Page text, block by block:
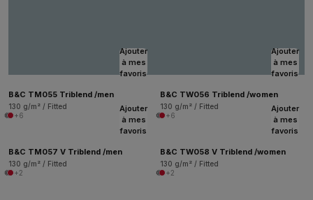
Ajouter
à mes
favoris
B&C TM055 Triblend /men
130 g/m² / Fitted
+6
Ajouter
à mes
favoris
B&C TW056 Triblend /women
130 g/m² / Fitted
+6
Ajouter
à mes
favoris
B&C TM057 V Triblend /men
130 g/m² / Fitted
+2
Ajouter
à mes
favoris
B&C TW058 V Triblend /women
130 g/m² / Fitted
+2